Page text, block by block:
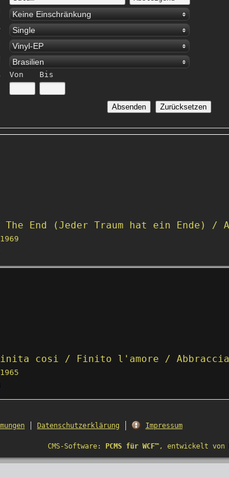
Keine Einschränkung
Single
Vinyl-EP
Brasilien
Von Bis
The End (Jeder Traum hat ein Ende) /
cosi / Finito l'amore /
Datenschutzerklärung Impressum
CMS-Software: PCMS für WCF™, entwickelt von